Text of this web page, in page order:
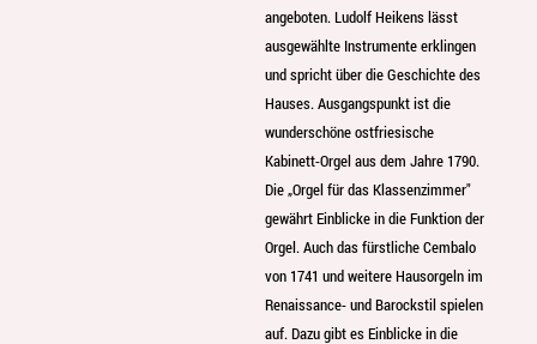
angeboten. Ludolf Heikens lässt
ausgewählte Instrumente erklingen
und spricht über die Geschichte des
Hauses. Ausgangspunkt ist die
wunderschöne ostfriesische
Kabinett-Orgel aus dem Jahre 1790.
Die „Orgel für das Klassenzimmer"
gewährt Einblicke in die Funktion der
Orgel. Auch das fürstliche Cembalo
von 1741 und weitere Hausorgeln im
Renaissance- und Barockstil spielen
auf. Dazu gibt es Einblicke in die